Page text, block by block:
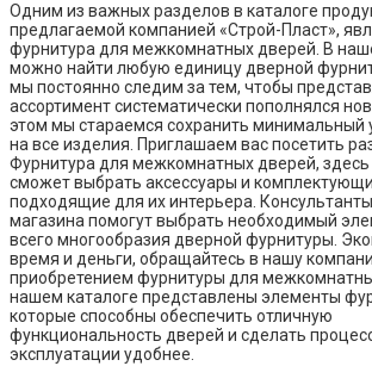
Одним из важных разделов в каталоге
предлагаемой компанией «Строй-Пласт»,
фурнитура для межкомнатных дверей. В
можно найти любую единицу дверной
мы постоянно следим за тем, чтобы
ассортимент систематически пополнялся
этом мы стараемся сохранить минимальный
на все изделия. Приглашаем вас посетить
Фурнитура для межкомнатных дверей,
сможет выбрать аксессуары и
подходящие для их интерьера.
магазина помогут выбрать необходимый
всего многообразия дверной фурнитуры.
время и деньги, обращайтесь в нашу
приобретением фурнитуры для
нашем каталоге представлены элементы
которые способны обеспечить отличную
функциональность дверей и сделать
эксплуатации удобнее.